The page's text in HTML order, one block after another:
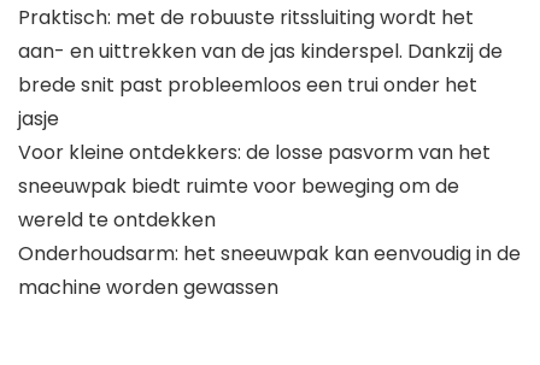
Praktisch: met de robuuste ritssluiting wordt het
aan- en uittrekken van de jas kinderspel. Dankzij de
brede snit past probleemloos een trui onder het
jasje
Voor kleine ontdekkers: de losse pasvorm van het
sneeuwpak biedt ruimte voor beweging om de
wereld te ontdekken
Onderhoudsarm: het sneeuwpak kan eenvoudig in de
machine worden gewassen